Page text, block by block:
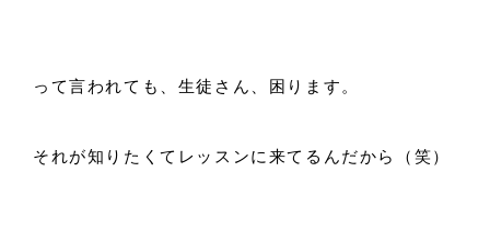
って言われても、生徒さん、困ります。
それが知りたくてレッスンに来てるんだから（笑）